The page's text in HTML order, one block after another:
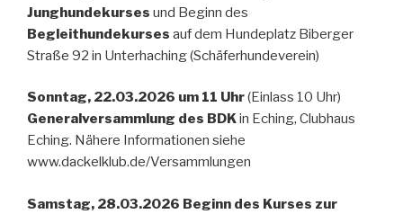
Junghundekurses und Beginn des
Begleithundekurses auf dem Hundeplatz Biberger
Straße 92 in Unterhaching (Schäferhundeverein)
Sonntag, 22.03.2026 um 11 Uhr(Einlass 10 Uhr)
Generalversammlung des BDKin Eching, Clubhaus
Eching. Nähere Informationen siehe
www.dackelklub.de/Versammlungen
Samstag, 28.03.2026 Beginn des Kurses zur